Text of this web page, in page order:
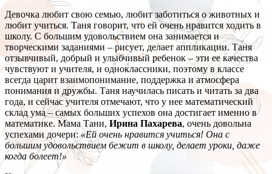
Девочка любит свою семью, любит заботиться о животных и
любит учиться. Таня говорит, что ей очень нравится ходить в
школу. С большим удовольствием она занимается и
творческими заданиями – рисует, делает аппликации. Таня
отзывчивый, добрый и улыбчивый ребенок – эти ее качества
чувствуют и учителя, и одноклассники, поэтому в классе
всегда царит взаимопонимание, поддержка и атмосфера
понимания и дружбы. Таня научилась писать и читать за два
года, и сейчас учителя отмечают, что у нее математический
склад ума – самых больших успехов она достигает именно в
математике. Мама Тани, Ирина Пахарева, очень довольна
успехами дочери:«Ей очень нравится учиться! Она с
большим удовольствием бежит в школу, делает уроки, даже
когда болеет!»